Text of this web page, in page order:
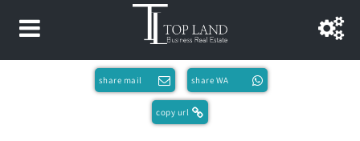
share WA
share mail
copy url